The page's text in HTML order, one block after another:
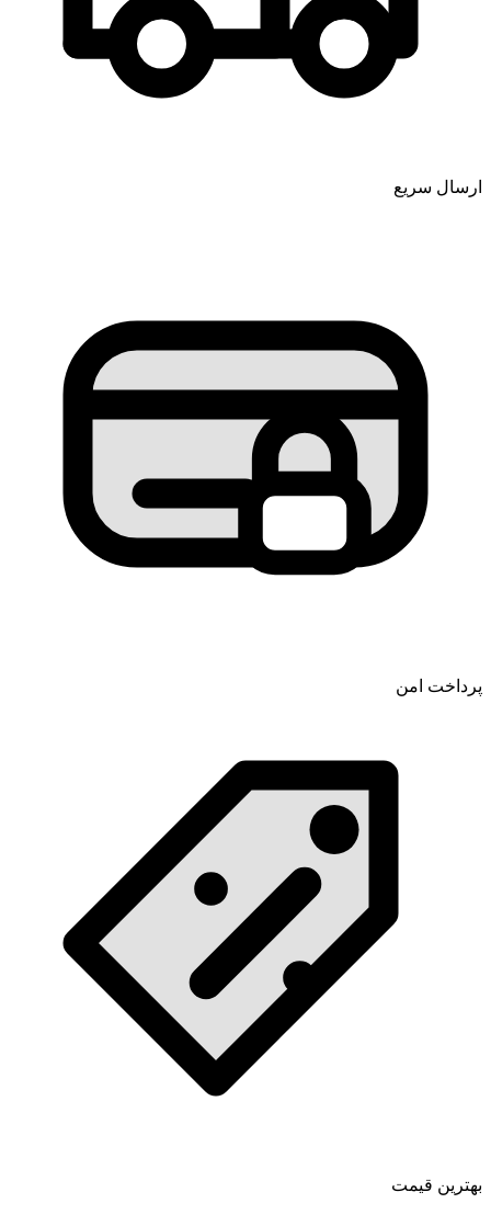
ارسال سریع
پرداخت امن
بهترین قیمت